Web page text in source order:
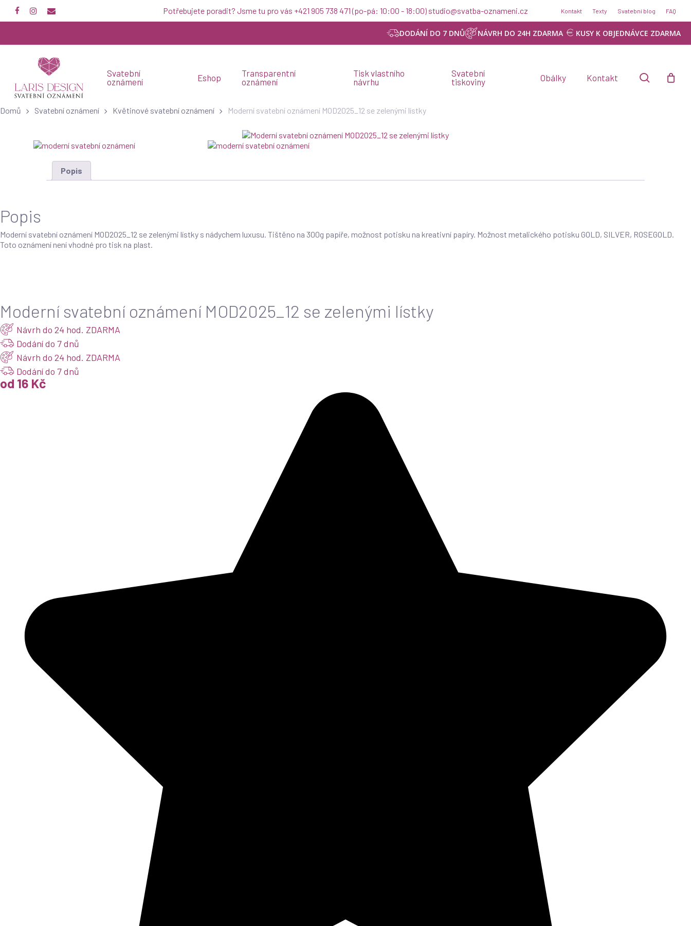
main
facebookinstagram
email Potřebujete poradit? Jsme tu pro vás +421 905 738 471 (po-pá: 10:00 - 18:00) studio@svatba-oznameni.cz Kontakt Texty Svatební blog FAQ
DODÁNÍ DO 7 DNŮ NÁVRH DO 24H ZDARMA KUSY K OBJEDNÁVCE ZDARMA
Svatební
oznámení
Eshop
Transparentní
oznámení
Tisk vlastního
návrhu
Svatební
tiskoviny
Obálky Kontakt search
Domů Svatební oznámení Květinové svatební oznámení Moderní svatební oznámení MOD2025_12 se zelenými lístky
Popis
Popis
Moderní svatební oznámení MOD2025_12 se zelenými lístky s nádychem luxusu. Tištěno na 300g papíře, možnost potisku na kreativní papíry. Možnost metalického potisku GOLD, SILVER, ROSEGOLD.
Toto oznámení není vhodné pro tisk na plast.
Moderní svatební oznámení MOD2025_12 se zelenými lístky
Návrh do 24 hod. ZDARMA
Dodání do 7 dnů
Návrh do 24 hod. ZDARMA
Dodání do 7 dnů
od 16 Kč